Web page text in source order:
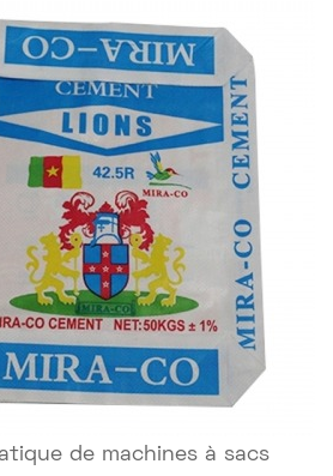
de machines à sacs